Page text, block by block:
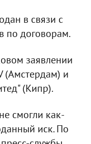
в связи с
по договорам.
заявлении
(Амстердам) и
(Кипр).
смогли как-
иск. По